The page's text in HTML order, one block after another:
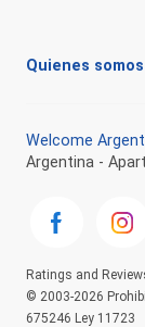
Quienes somos
Welcome
Argentina -
Ratings and
© 2003-2026
675246 Ley 11723